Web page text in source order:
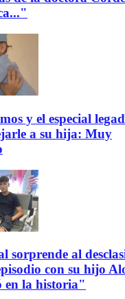
y el especial
a su hija: Muy
sorprende al
con su hijo
en la historia"